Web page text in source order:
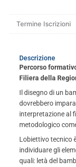
Termine Iscrizioni
Descrizione
Percorso
Filiera della
Il disegno di un
dovrebbero
interpretazione al
metodologico
Lobiettivo tecnico
individuare gli
quali: letà del